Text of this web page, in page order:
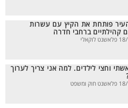
פותחת את הקיץ עם עשרות
קהילתיים ברחבי חדרה
וחצי לילדים. למה אני צריך לערוך
ומשפט